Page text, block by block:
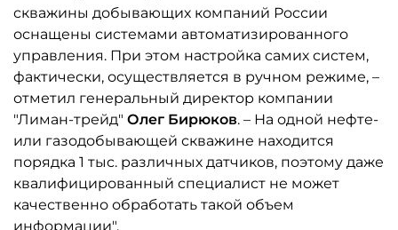
скважины добывающих компаний России
оснащены системами автоматизированного
управления. При этом настройка самих систем,
фактически, осуществляется в ручном режиме, –
отметил генеральный директор компании
"Лиман-трейд" Олег Бирюков. – На одной нефте-
или газодобывающей скважине находится
порядка 1 тыс. различных датчиков, поэтому даже
квалифицированный специалист не может
качественно обработать такой объем
информации".